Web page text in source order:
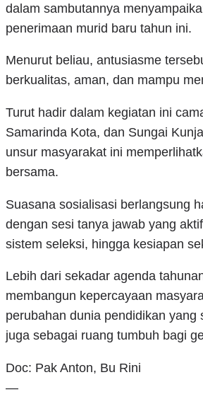
dalam sambutannya
penerimaan murid baru tahun ini.
Menurut beliau, antusiasme
berkualitas, aman, dan mampu
Turut hadir dalam kegiatan ini
Samarinda Kota, dan Sungai
unsur masyarakat ini
bersama.
Suasana sosialisasi berlangsung
dengan sesi tanya jawab yang
sistem seleksi, hingga kesiapan
Lebih dari sekadar agenda
membangun kepercayaan
perubahan dunia pendidikan
juga sebagai ruang tumbuh bagi
Doc: Pak Anton, Bu Rini
—